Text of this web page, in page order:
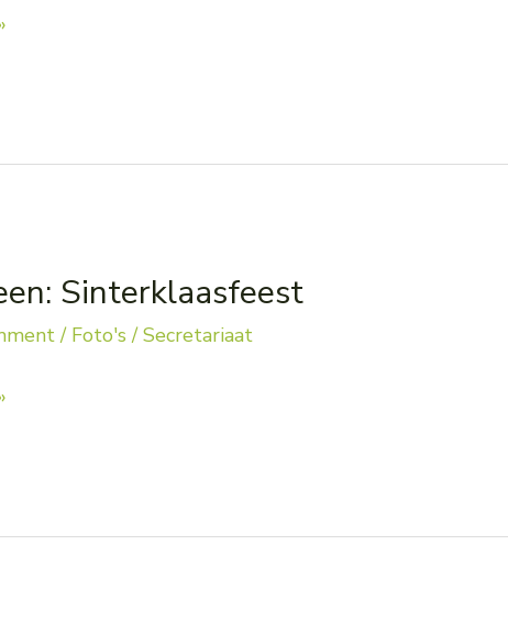
Sinterklaasfeest
/ Foto's /Secretariaat